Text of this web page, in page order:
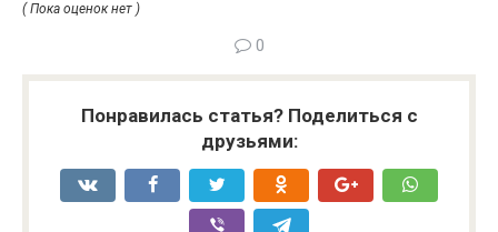
( Пока оценок нет )
0
Понравилась статья? Поделиться с
друзьями: